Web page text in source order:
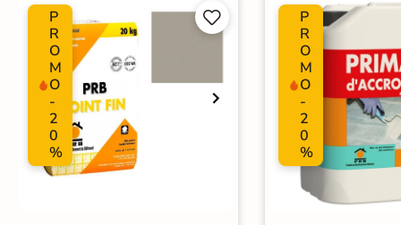
Résistant au Gel Oui
Plancher Chauffant
Choix 1er Choix
Support Ancien carrelage
P
R
O
M
O
-
2
0
%


P
R
O
M
O
-
2
0
%